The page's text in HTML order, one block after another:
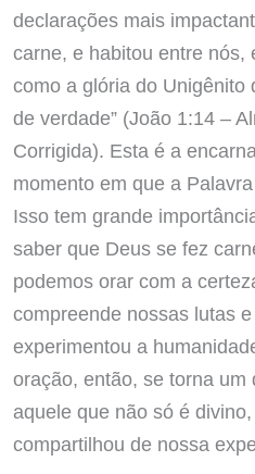
declarações mais
carne, e habitou entre nós,
como a glória do Unigênito
de verdade” (João 1:14 –
Corrigida). Esta é a
momento em que a
Isso tem grande
saber que Deus se fez
podemos orar com a
compreende nossas lutas
experimentou a
oração, então, se torna um
aquele que não só é
compartilhou de nossa